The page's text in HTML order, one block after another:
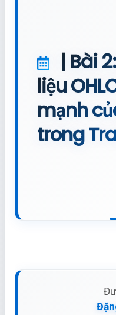
| Bài
liệu
mạnh
trong